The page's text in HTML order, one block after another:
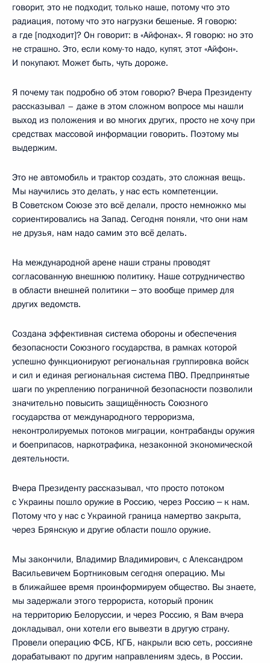
говорит, это не подходит, только наше, потому что это
радиация, потому что это нагрузки бешеные. Я говорю:
а где [подходит]? Он говорит: в «Айфонах». Я говорю: но это
не страшно. Это, если кому-то надо, купят, этот «Айфон».
И покупают. Может быть, чуть дороже.
Я почему так подробно об этом говорю? Вчера Президенту
рассказывал – даже в этом сложном вопросе мы нашли
выход из положения и во многих других, просто не хочу при
средствах массовой информации говорить. Поэтому мы
выдержим.
Это не автомобиль и трактор создать, это сложная вещь.
Мы научились это делать, у нас есть компетенции.
В Советском Союзе это всё делали, просто немножко мы
сориентировались на Запад. Сегодня поняли, что они нам
не друзья, нам надо самим это всё делать.
На международной арене наши страны проводят
согласованную внешнюю политику. Наше сотрудничество
в области внешней политики ‒ это вообще пример для
других ведомств.
Создана эффективная система обороны и обеспечения
безопасности Союзного государства, в рамках которой
успешно функционируют региональная группировка войск
и сил и единая региональная система ПВО. Предпринятые
шаги по укреплению пограничной безопасности позволили
значительно повысить защищённость Союзного
государства от международного терроризма,
неконтролируемых потоков миграции, контрабанды оружия
и боеприпасов, наркотрафика, незаконной экономической
деятельности.
Вчера Президенту рассказывал, что просто потоком
с Украины пошло оружие в Россию, через Россию ‒ к нам.
Потому что у нас с Украиной граница намертво закрыта,
через Брянскую и другие области пошло оружие.
Мы закончили, Владимир Владимирович, с Александром
Васильевичем Бортниковым сегодня операцию. Мы
в ближайшее время проинформируем общество. Вы знаете,
мы задержали этого террориста, который проник
на территорию Белоруссии, и через Россию, я Вам вчера
докладывал, они хотели его вывезти в другую страну.
Провели операцию ФСБ, КГБ, накрыли всю сеть, россияне
дорабатывают по другим направлениям здесь, в России.